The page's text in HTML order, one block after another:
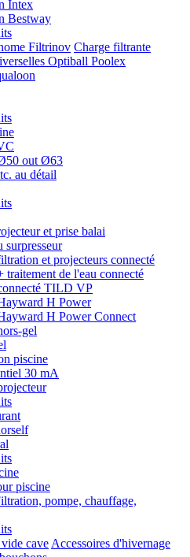
Intex
Bestway
Filtrinov Charge filtrante
Optiball Poolex
out Ø63
au détail
et prise balai
et projecteurs connecté
traitement de l'eau connecté
TILD VP
H Power
H Power Connect
gel
piscine
30 mA
piscine
pompe, chauffage,
cave Accessoires d'hivernage